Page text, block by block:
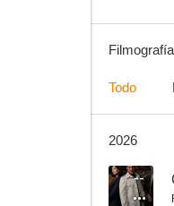
Todo
2026
--